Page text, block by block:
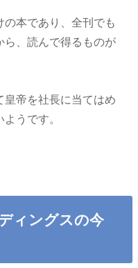
本であり、全刊でも
ら、読んで得るものが
皇帝を社長に当てはめ
うです。
ィングスの今